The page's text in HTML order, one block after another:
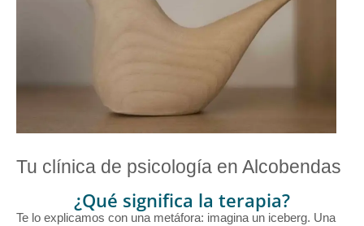
Tu clínica de psicología en Alcobendas
¿Qué significa la terapia?
Te lo explicamos con una metáfora: imagina un iceberg. Una